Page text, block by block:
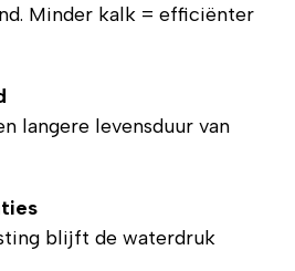
Minder kalk = efficiënter
langere levensduur van
blijft de waterdruk